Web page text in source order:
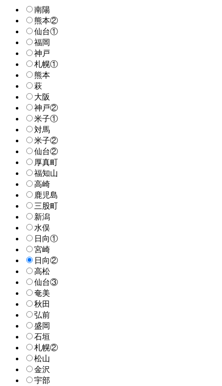
南陽
熊本②
仙台①
福岡
神戸
札幌①
熊本
萩
大阪
神戸②
米子①
対馬
米子②
仙台②
厚真町
福知山
高崎
鹿児島
三股町
新潟
水俣
日向①
宮崎
日向②
高松
仙台③
奄美
秋田
弘前
盛岡
石垣
札幌②
松山
金沢
宇部